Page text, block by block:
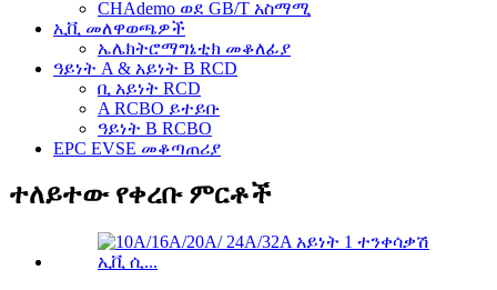
CHAdemo ወደ GB/T አስማሚ
ኢቪ መለዋወጫዎች
ኤሌክትሮማግኔቲክ መቆለፊያ
ዓይነት A & አይነት B RCD
ቢ አይነት RCD
A RCBO ይተይቡ
ዓይነት B RCBO
EPC EVSE መቆጣጠሪያ
ተለይተው የቀረቡ ምርቶች